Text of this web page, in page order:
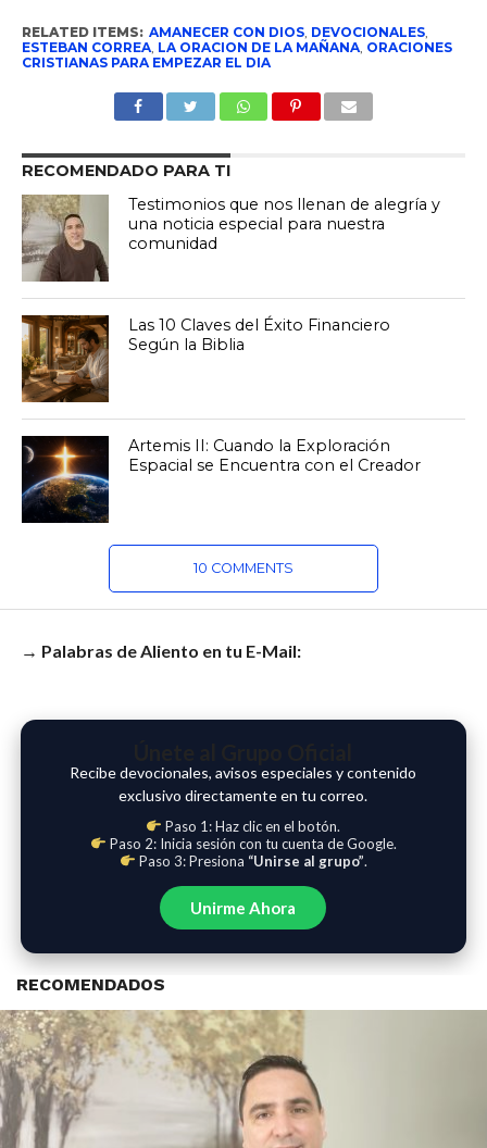
RELATED ITEMS: AMANECER CON DIOS, DEVOCIONALES,
ESTEBAN CORREA, LA ORACION DE LA MAÑANA, ORACIONES
CRISTIANAS PARA EMPEZAR EL DIA
RECOMENDADO PARA TI
Testimonios que nos llenan de alegría y
una noticia especial para nuestra
comunidad
Las 10 Claves del Éxito Financiero
Según la Biblia
Artemis II: Cuando la Exploración
Espacial se Encuentra con el Creador
10 COMMENTS
→ Palabras de Aliento en tu E-Mail:
Recibe devocionales, avisos especiales y contenido
exclusivo directamente en tu correo.
Paso 1: Haz clic en el botón.
Paso 2: Inicia sesión con tu cuenta de Google.
Paso 3: Presiona “Unirse al grupo”.
Unirme Ahora
RECOMENDADOS